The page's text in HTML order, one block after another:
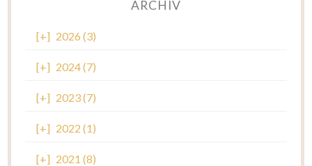
ARCHIV
[+] 2026 (3)
[+] 2024 (7)
[+] 2023 (7)
[+] 2022 (1)
[+] 2021 (8)